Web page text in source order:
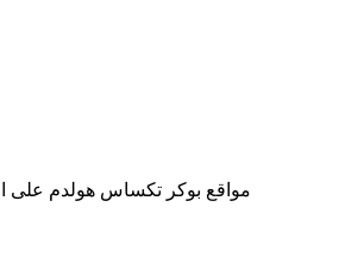
مواقع بوكر تكساس هولدم على